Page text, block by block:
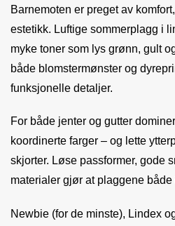
Barnemoten er preget av
estetikk. Luftige sommerplagg i
myke toner som lys grønn, gult
både blomstermønster og
funksjonelle detaljer.
For både jenter og gutter
koordinerte farger – og lette
skjorter. Løse passformer, gode
materialer gjør at plaggene
Newbie (for de minste), Lindex